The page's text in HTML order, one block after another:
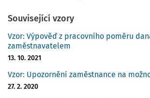
Související vzory
Vzor: Výpověď z pracovního poměru
zaměstnavatelem
13. 10. 2021
Vzor: Upozornění zaměstnance na
27. 2. 2020